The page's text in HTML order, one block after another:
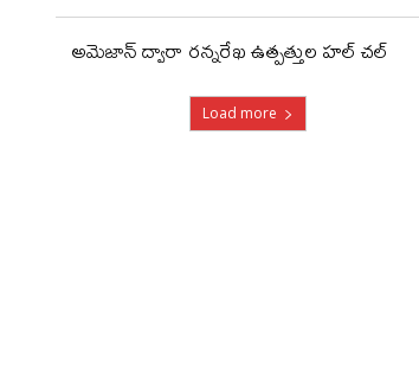
అమెజాన్ ద్వారా రన్నరేఖ ఉత్పత్తుల హల్ చల్
Load more